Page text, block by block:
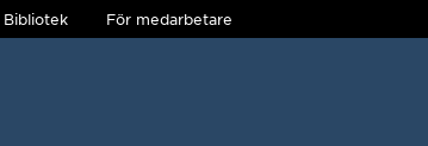
Bibliotek För medarbetare